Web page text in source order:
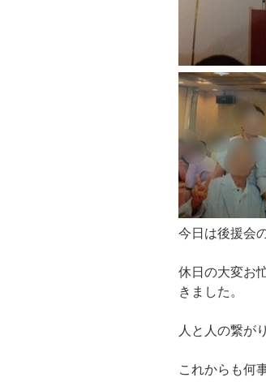
今日は後援会
休日の大変お
きました。
人と人の繋が
これからも何